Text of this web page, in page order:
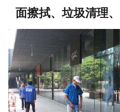
面擦拭、垃圾清理